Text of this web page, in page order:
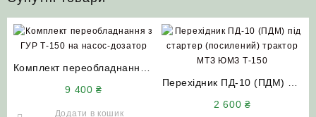
Комплект переобладнання з
ХТЗ-17221
9 400₴
Додати в кошик
Перехідник ПД-10 (ПДМ) під
2 600₴